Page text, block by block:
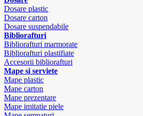
Dosare plastic
Dosare carton
Dosare suspendabile
Bibliorafturi
Bibliorafturi marmorate
Bibliorafturi plastifiate
Accesorii bibliorafturi
Mape si serviete
Mape plastic
Mape carton
Mape prezentare
Mape imitatie piele